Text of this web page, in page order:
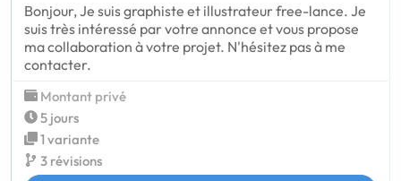
Bonjour, Je suis graphiste et illustrateur free-lance. Je
suis très intéressé par votre annonce et vous propose
ma collaboration à votre projet. N'hésitez pas à me
contacter.
Montant privé
5 jours
1 variante
3 révisions